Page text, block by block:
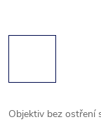
Objektiv bez ostření